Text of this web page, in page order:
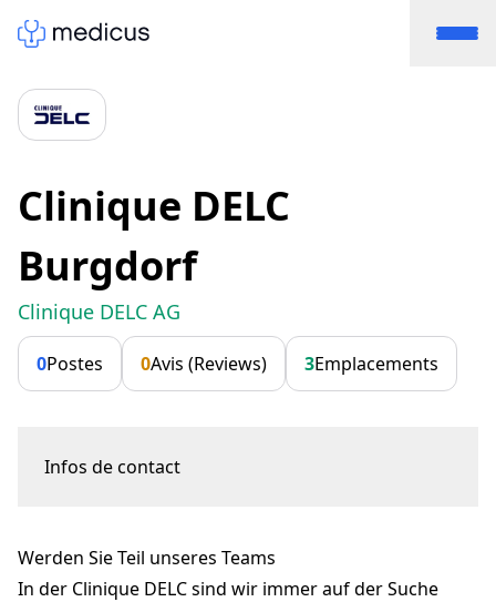
Clinique DELC
Burgdorf
Clinique DELC AG
0Postes 0Avis (Reviews) 3Emplacements
Infos de contact
praxis@delc.ch
Werden Sie Teil unseres Teams
In der Clinique DELC sind wir immer auf der Suche